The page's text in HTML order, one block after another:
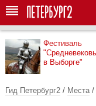
Фестиваль
в Выборге"
Гид Петербург2 / Места /